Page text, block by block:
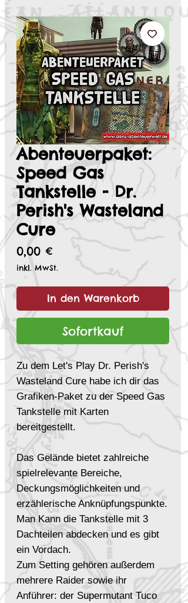
Abenteuerpaket:
Speed Gas
Tankstelle - Dr.
Perish's Wasteland
Cure
0,00 € Preis
inkl. MwSt.
In den Warenkorb
Sofortkauf
Zu dem Let's Play Dr. Perish's
Wasteland Cure habe ich dir das
Grafiken-Paket zu der Speed Gas
Tankstelle mit Karten
bereitgestellt.
Das Gelände bietet zahlreiche
spielrelevante Bereiche,
Deckungsmöglichkeiten und
erzählerische Anknüpfungspunkte.
Man Kann die Tankstelle mit 3
Dachteilen abdecken und es gibt
ein Vordach.
Zum Setting gehören außerdem
mehrere Raider sowie ihr
Anführer: der Supermutant Tuco